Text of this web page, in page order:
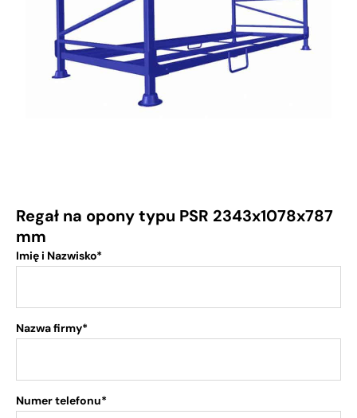
Regał na opony typu PSR 2343x1078x787
mm
Imię i Nazwisko*
Nazwa firmy*
Numer telefonu*